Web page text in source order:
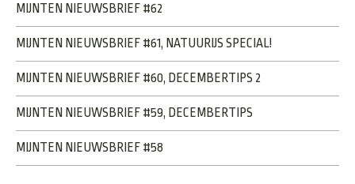
MIJNTEN NIEUWSBRIEF #62
MIJNTEN NIEUWSBRIEF #61, NATUURIJS SPECIAL!
MIJNTEN NIEUWSBRIEF #60, DECEMBERTIPS 2
MIJNTEN NIEUWSBRIEF #59, DECEMBERTIPS
MIJNTEN NIEUWSBRIEF #58